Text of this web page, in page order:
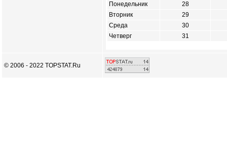
Понедельник
28
Вторник
29
Среда
30
Четверг
31
© 2006 - 2022 TOPSTAT.Ru